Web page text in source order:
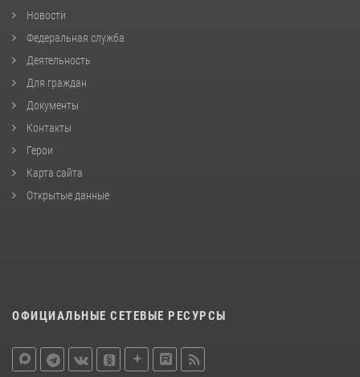
Новости
Федеральная служба
Деятельность
Для граждан
Документы
Контакты
Герои
Карта сайта
Открытые данные
ОФИЦИАЛЬНЫЕ СЕТЕВЫЕ РЕСУРСЫ